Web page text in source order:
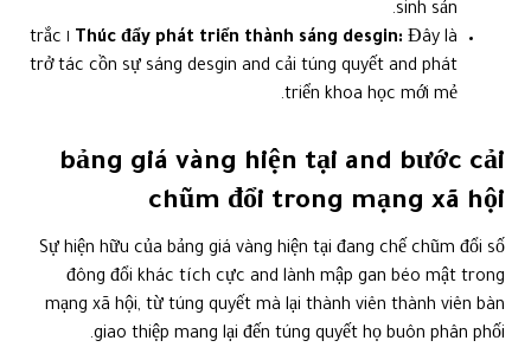
sinh sản.
Thúc đẩy phát triển thành sáng desgin:
Đây là ١ trắc
trở tác cồn sự sáng desgin and cải túng quyết and phát
triển khoa học mới mẻ.
bảng giá vàng hiện tại and bước cải
chũm đổi trong mạng xã hội
Sự hiện hữu của bảng giá vàng hiện tại đang chế chũm đổi số
đông đổi khác tích cực and lành mập gan béo mật trong
mạng xã hội, từ túng quyết mà lại thành viên thành viên bàn
giao thiệp mang lại đến túng quyết họ buôn phân phối.